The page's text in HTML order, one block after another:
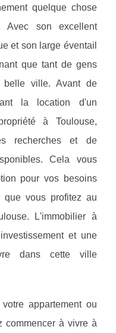
quelque chose
Avec son excellent
et son large éventail
que tant de gens
belle ville. Avant de
la location d'un
à Toulouse,
recherches et de
Cela vous
pour vos besoins
que vous profitez au
L'immobilier à
et une
dans cette ville
appartement ou
commencer à vivre à